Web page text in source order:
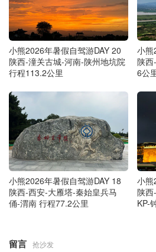
小熊2026年暑假自驾游DAY 20
陕西-潼关古城-河南-陕州地坑院
行程113.2公里
小熊
陕西
6公
小熊2026年暑假自驾游DAY 18
陕西-西安-大雁塔-秦始皇兵马
俑-渭南 行程77.2公里
小熊
陕西
KP-
留言 抢沙发